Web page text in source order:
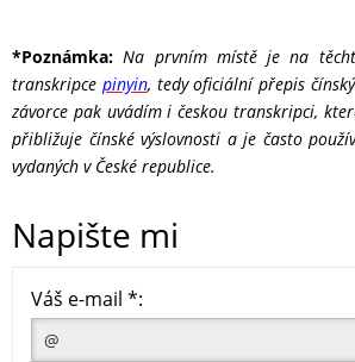
*Poznámka:Na prvním místě je na
transkripce pinyin, tedy oficiální přepis
závorce pak uvádím i českou transkripci,
přibližuje čínské výslovnosti a je často
vydaných v České republice.
Napište mi
Váš e-mail *: